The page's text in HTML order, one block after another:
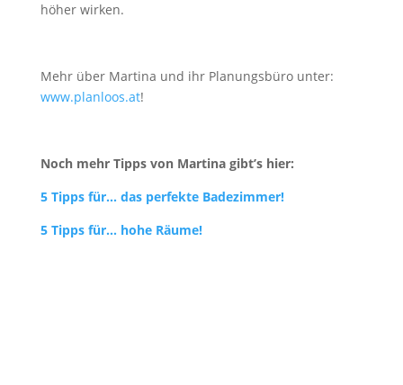
höher wirken.
Mehr über Martina und ihr Planungsbüro unter:
www.planloos.at!
Noch mehr Tipps von Martina gibt’s hier:
5 Tipps für… das perfekte Badezimmer!
5 Tipps für… hohe Räume!